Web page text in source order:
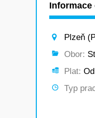
Informace
Plzeň
Obor:
Plat:
Typ